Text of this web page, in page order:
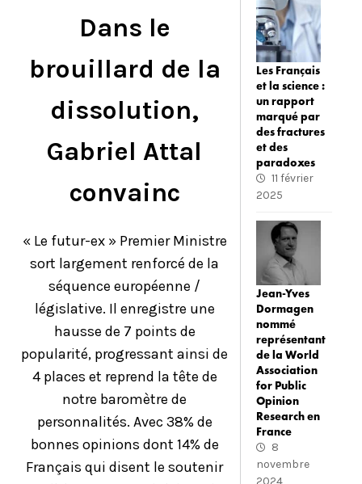
Dans le
brouillard de la
dissolution,
Gabriel Attal
convainc
« Le futur-ex » Premier Ministre
sort largement renforcé de la
séquence européenne /
législative. Il enregistre une
hausse de 7 points de
popularité, progressant ainsi de
4 places et reprend la tête de
notre baromètre de
personnalités. Avec 38% de
bonnes opinions dont 14% de
Français qui disent le soutenir
Les Français
et la science :
un rapport
marqué par
des fractures
et des
paradoxes
11 février
2025
Jean-Yves
Dormagen
nommé
représentant
de la World
Association
for Public
Opinion
Research en
France
8
novembre
2024